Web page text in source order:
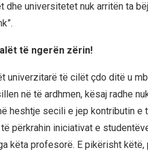
dhe universitetet nuk arritën ta
të ngerën zërin!
univerzitarë të cilët çdo ditë u
në të ardhmen, kësaj radhe
heshtje secili e jep kontributin
përkrahin iniciativat e
këta profesorë. E pikërisht